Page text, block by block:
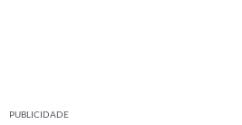
PUBLICIDADE